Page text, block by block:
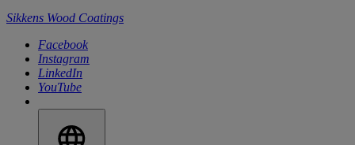
Sikkens Wood Coatings
Facebook
Instagram
LinkedIn
YouTube